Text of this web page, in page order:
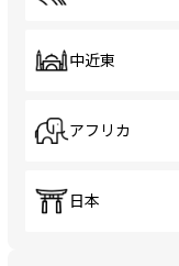
中近東
アフリカ
日本